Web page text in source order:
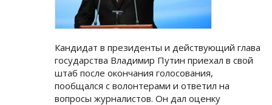
Кандидат в президенты и действующий глава
государства Владимир Путин приехал в свой
штаб после окончания голосования,
пообщался с волонтерами и ответил на
вопросы журналистов. Он дал оценку